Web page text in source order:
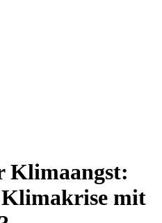
Klimaangst:
Klimakrise mit